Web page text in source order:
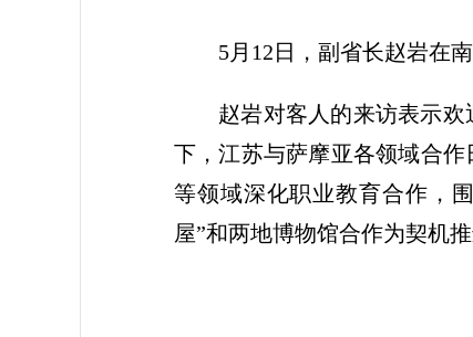
5月12日，副省长赵岩在
赵岩对客人的来访表示
下，江苏与萨摩亚各领域合
等领域深化职业教育合作，
屋”和两地博物馆合作为契机